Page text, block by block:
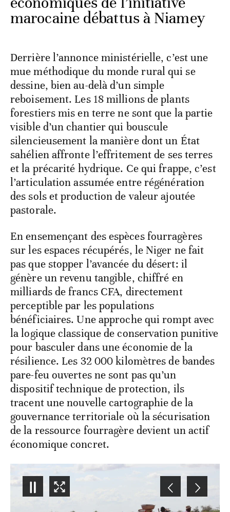
marocaine débattus à Niamey
Derrière l’annonce ministérielle, c’est une
mue méthodique du monde rural qui se
dessine, bien au-delà d’un simple
reboisement. Les 18 millions de plants
forestiers mis en terre ne sont que la partie
visible d’un chantier qui bouscule
silencieusement la manière dont un État
sahélien affronte l’effritement de ses terres
et la précarité hydrique. Ce qui frappe, c’est
l’articulation assumée entre régénération
des sols et production de valeur ajoutée
pastorale.
En ensemençant des espèces fourragères
sur les espaces récupérés, le Niger ne fait
pas que stopper l’avancée du désert: il
génère un revenu tangible, chiffré en
milliards de francs CFA, directement
perceptible par les populations
bénéficiaires. Une approche qui rompt avec
la logique classique de conservation punitive
pour basculer dans une économie de la
résilience. Les 32 000 kilomètres de bandes
pare-feu ouvertes ne sont pas qu’un
dispositif technique de protection, ils
tracent une nouvelle cartographie de la
gouvernance territoriale où la sécurisation
de la ressource fourragère devient un actif
économique concret.